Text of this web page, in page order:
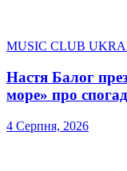
MUSIC CLUB
Настя Балог
море» про
4 Серпня, 2026